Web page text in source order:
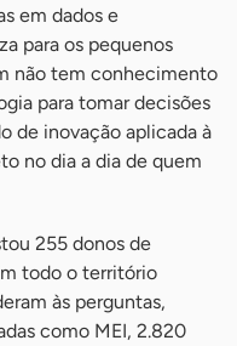
em dados e
para os pequenos
não tem conhecimento
para tomar decisões
de inovação aplicada à
no dia a dia de quem
255 donos de
todo o território
às perguntas,
como MEI, 2.820